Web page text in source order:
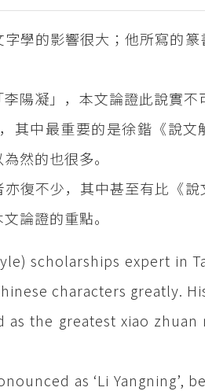
學的影響很大；他所寫的篆
陽凝」，本文論證此說實不
其中最重要的是徐鍇《說文
然的也很多。
復不少，其中甚至有比《說
論證的重點。
scholarships expert in
characters greatly.
as the greatest xiao
as ‘Li Yangning’,